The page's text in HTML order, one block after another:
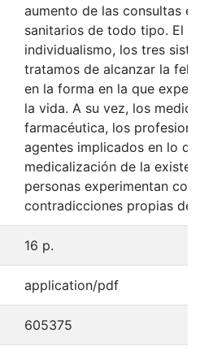
aumento de las consultas
sanitarios de todo tipo. El
individualismo, los tres
tratamos de alcanzar la
en la forma en la que
la vida. A su vez, los
farmacéutica, los
agentes implicados en lo
medicalización de la
personas experimentan
contradicciones propias del
16 p.
application/pdf
605375